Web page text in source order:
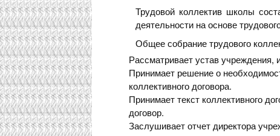
Трудовой коллектив школы
деятельности на основе
Общее собрание трудового
Рассматривает устав учреждения,
Принимает решение о
коллективного договора.
Принимает текст коллективного
договор.
Заслушивает отчет директора